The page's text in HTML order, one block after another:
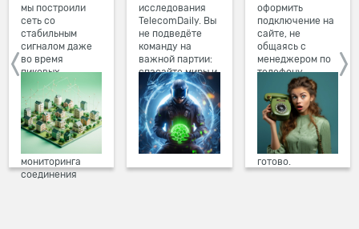
мы построили
сеть со
стабильным
сигналом даже
во время
пиковых
нагрузок в
вечернее время.
Мы постоянно
обновляем наше
оборудование в
домах, а система
мониторинга
соединения
исследования
TelecomDaily. Вы
не подведёте
команду на
важной партии:
спасайте миры и
побеждайте с
друзьями в
онлайн-играх.
оформить
подключение на
сайте, не
общаясь с
менеджером по
телефону.
Просто в три
клика заполните
форму заявки на
сайте, выберите
дату и время
подключения,
готово.